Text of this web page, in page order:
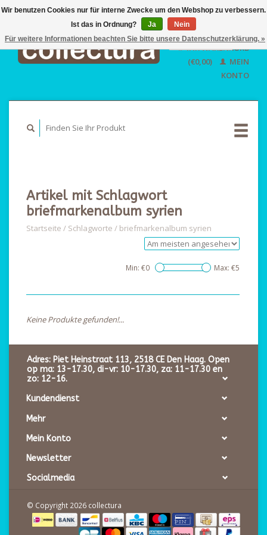
EUR
GBP
USD
Deutsch
English
IHR WARENKORB
(€0,00)
MEIN
KONTO
Artikel mit Schlagwort
briefmarkenalbum syrien
Startseite / Schlagworte / briefmarkenalbum syrien
Min: €0 Max: €5
Keine Produkte gefunden!...
Adres: Piet Heinstraat 113, 2518 CE Den Haag. Open
op ma: 13-17.30, di-vr: 10-17.30, za: 11-17.30 en
zo: 12-16.
Kundendienst
Mehr
Mein Konto
Newsletter
Socialmedia
© Copyright 2026 collectura
Wir benutzen Cookies nur für interne Zwecke um den Webshop zu verbessern.
Ist das in Ordnung?
Ja
Nein
Für weitere Informationen beachten Sie bitte unsere Datenschutzerklärung. »